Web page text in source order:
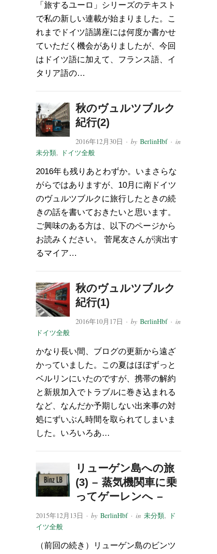
「旅するユーロ」シリーズのテキスト
で私の新しい連載が始まりました。こ
れまでドイツ語講座には何度か書かせ
ていただく機会がありましたが、今回
はドイツ語に加えて、フランス語、イ
タリア語の…
秋のヴュルツブルク
紀行(2)
2016年12月30日 · byBerlinHbf· in
未分類, ドイツ全般
2016年も残りあとわずか。いまさらな
がらではありますが、10月に南ドイツ
のヴュルツブルクに旅行したときの続
きの話を書いておきたいと思います。
ご興味のある方は、以下のページから
お読みください。 菅尾友さんが演出す
るマイア…
秋のヴュルツブルク
紀行(1)
2016年10月17日 · byBerlinHbf· in
ドイツ全般
かなり長い間、ブログの更新から遠ざ
かっていました。この夏はほぼずっと
ベルリンにいたのですが、携帯の解約
と新規加入でトラブルに巻き込まれる
など、なんだか予期しない出来事の対
処にずいぶん時間を取られてしまいま
した。いろいろあ…
リューゲン島への旅
(3) – 蒸気機関車に乗
ってゲーレンへ –
2015年12月13日 · by BerlinHbf· in 未分類,
ド
イツ全般
（前回の続き）リューゲン島のビンツ